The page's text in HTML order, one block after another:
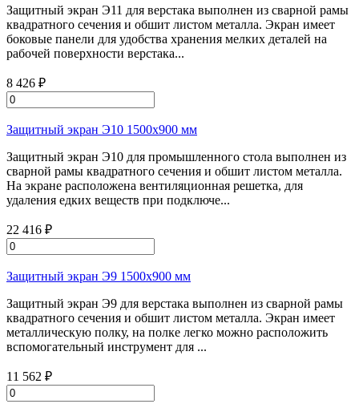
Защитный экран Э11 для верстака выполнен из сварной рамы
квадратного сечения и обшит листом металла. Экран имеет
боковые панели для удобства хранения мелких деталей на
рабочей поверхности верстака...
8 426 ₽
Защитный экран Э10 1500х900 мм
Защитный экран Э10 для промышленного стола выполнен из
сварной рамы квадратного сечения и обшит листом металла.
На экране расположена вентиляционная решетка, для
удаления едких веществ при подключе...
22 416 ₽
Защитный экран Э9 1500х900 мм
Защитный экран Э9 для верстака выполнен из сварной рамы
квадратного сечения и обшит листом металла. Экран имеет
металлическую полку, на полке легко можно расположить
вспомогательный инструмент для ...
11 562 ₽